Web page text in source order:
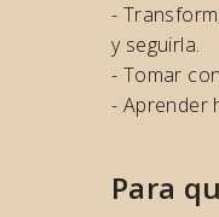
-
y seguirla.
- Tomar
- Aprender
Para